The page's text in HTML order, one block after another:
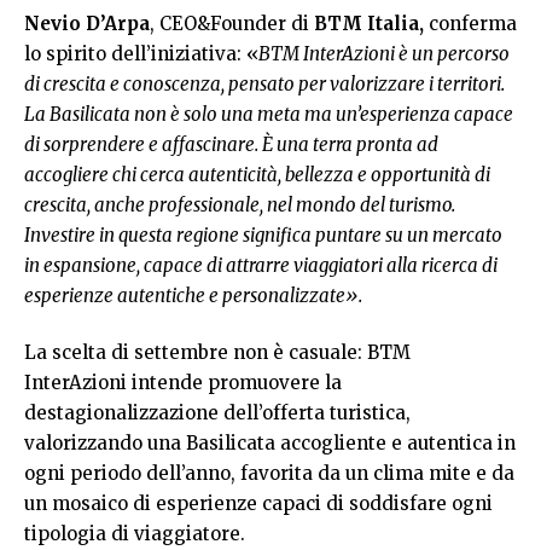
Nevio D’Arpa, CEO&Founder di BTM Italia, conferma
lo spirito dell’iniziativa: «BTM InterAzioni è un percorso
di crescita e conoscenza, pensato per valorizzare i territori.
La Basilicata non è solo una meta ma un’esperienza capace
di sorprendere e affascinare. È una terra pronta ad
accogliere chi cerca autenticità, bellezza e opportunità di
crescita, anche professionale, nel mondo del turismo.
Investire in questa regione significa puntare su un mercato
in espansione, capace di attrarre viaggiatori alla ricerca di
esperienze autentiche e personalizzate».
La scelta di settembre non è casuale: BTM
InterAzioni intende promuovere la
destagionalizzazione dell’offerta turistica,
valorizzando una Basilicata accogliente e autentica in
ogni periodo dell’anno, favorita da un clima mite e da
un mosaico di esperienze capaci di soddisfare ogni
tipologia di viaggiatore.